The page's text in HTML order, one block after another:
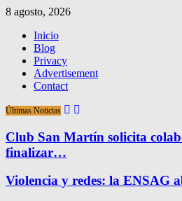
8 agosto, 2026
Inicio
Blog
Privacy
Advertisement
Contact
Últimas Noticias
Club San Martín solicita
finalizar…
Violencia y redes: la ENSAG